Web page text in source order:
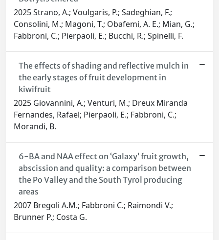
2025 Strano, A.; Voulgaris, P.; Sadeghian, F.;
Consolini, M.; Magoni, T.; Obafemi, A. E.; Mian, G.;
Fabbroni, C.; Pierpaoli, E.; Bucchi, R.; Spinelli, F.
The effects of shading and reflective mulch in
the early stages of fruit development in
kiwifruit
2025 Giovannini, A.; Venturi, M.; Dreux Miranda
Fernandes, Rafael; Pierpaoli, E.; Fabbroni, C.;
Morandi, B.
6-BA and NAA effect on ‘Galaxy’ fruit growth,
abscission and quality: a comparison between
the Po Valley and the South Tyrol producing
areas
2007 Bregoli A.M.; Fabbroni C.; Raimondi V.;
Brunner P.; Costa G.